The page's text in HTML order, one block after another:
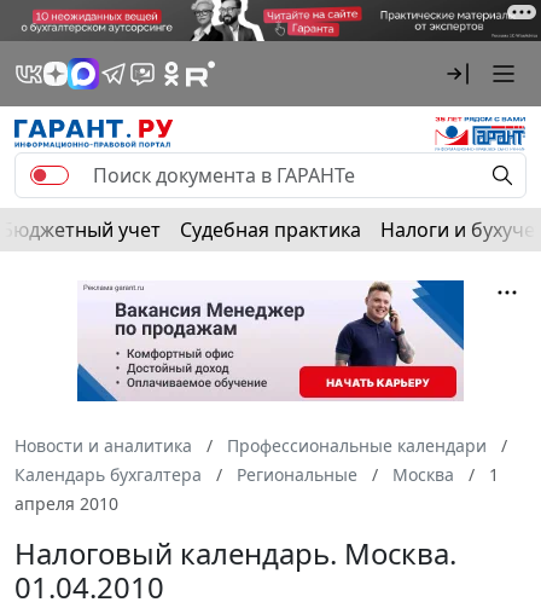
Бюджетный учет Судебная практика Налоги и
Новости и аналитика
Профессиональные календари
Календарь бухгалтера
Региональные Москва
1
апреля 2010
Налоговый календарь. Москва.
01.04.2010